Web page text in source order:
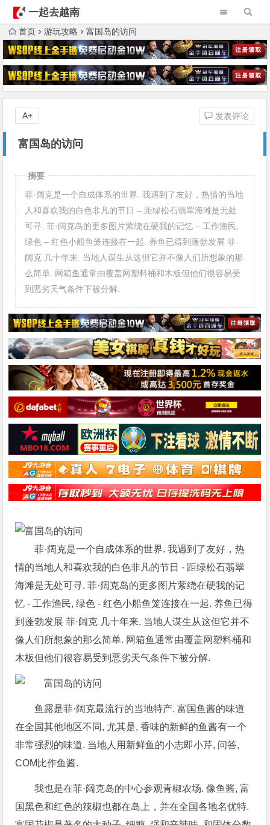
一起去越南
首页 游玩攻略 富国岛的访问
富国岛的访问
发表评论
A+
摘要
菲·阔克是一个自成体系的世界. 我遇到了友好，热情的当地
人和喜欢我的白色非凡的节日 – 距绿松石翡翠海滩是无处
可寻. 菲·阔克岛的更多图片萦绕在硬我的记忆 – 工作渔民,
绿色 – 红色小船鱼笼连接在一起. 养鱼已得到蓬勃发展 菲·
阔克 几十年来. 当地人谋生从这但它并不像人们所想象的那
么简单. 网箱鱼通常由覆盖网塑料桶和木板但他们很容易受
到恶劣天气条件下被分解.
菲·阔克是一个自成体系的世界. 我遇到了友好，热
情的当地人和喜欢我的白色非凡的节日 - 距绿松石翡翠
海滩是无处可寻. 菲·阔克岛的更多图片萦绕在硬我的记
忆 - 工作渔民, 绿色 - 红色小船鱼笼连接在一起. 养鱼已得
到蓬勃发展 菲·阔克 几十年来. 当地人谋生从这但它并不
像人们所想象的那么简单. 网箱鱼通常由覆盖网塑料桶和
木板但他们很容易受到恶劣天气条件下被分解.
鱼露是菲·阔克最流行的当地特产. 富国鱼酱的味道
在全国其他地区不同, 尤其是, 香味的新鲜的鱼酱有一个
非常强烈的味道. 当地人用新鲜鱼的小志即小芹, 问答,
COM比作鱼酱.
我也是在菲·阔克岛的中心参观青椒农场. 像鱼酱, 富
国黑色和红色的辣椒也都在岛上，并在全国各地名优特.